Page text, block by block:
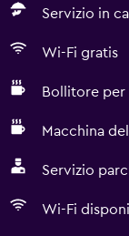
Servizio in
Wi-Fi gratis
Bollitore
Macchina
Servizio
Wi-Fi